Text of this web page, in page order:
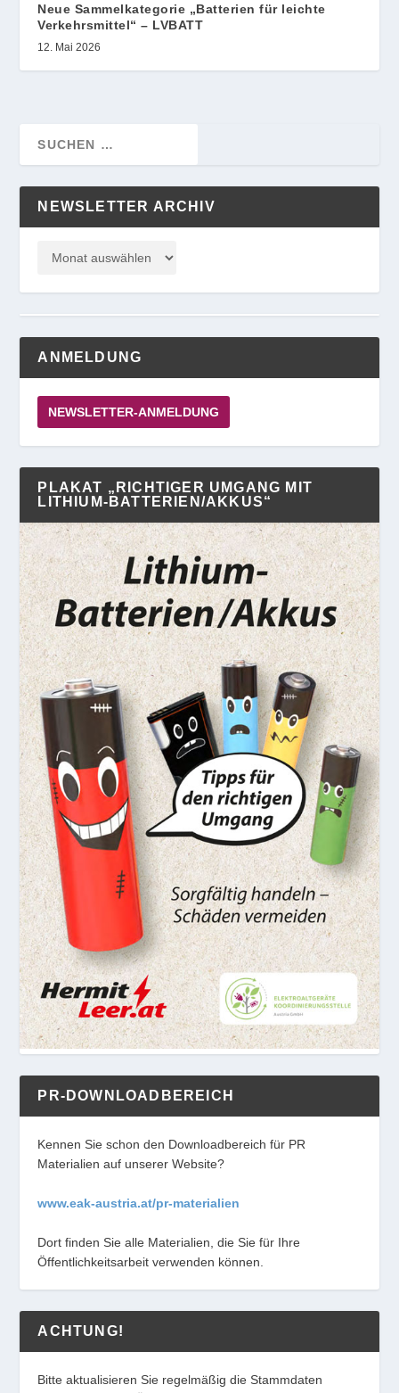
Neue Sammelkategorie „Batterien für leichte
Verkehrsmittel“ – LVBATT
12. Mai 2026
NEWSLETTER ARCHIV
ANMELDUNG
NEWSLETTER-ANMELDUNG
PLAKAT „RICHTIGER UMGANG MIT
LITHIUM-BATTERIEN/AKKUS“
PR-DOWNLOADBEREICH
Kennen Sie schon den Downloadbereich für PR
Materialien auf unserer Website?
www.eak-austria.at/pr-materialien
Dort finden Sie alle Materialien, die Sie für Ihre
Öffentlichkeitsarbeit verwenden können.
ACHTUNG!
Bitte aktualisieren Sie regelmäßig die Stammdaten